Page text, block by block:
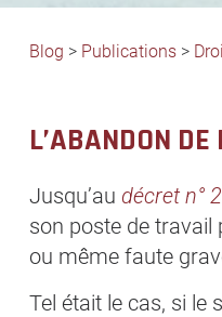
Blog > Publications>
L’ABANDON
Jusqu’au décret n°
son poste de travail
ou même faute
Tel était le cas, si le